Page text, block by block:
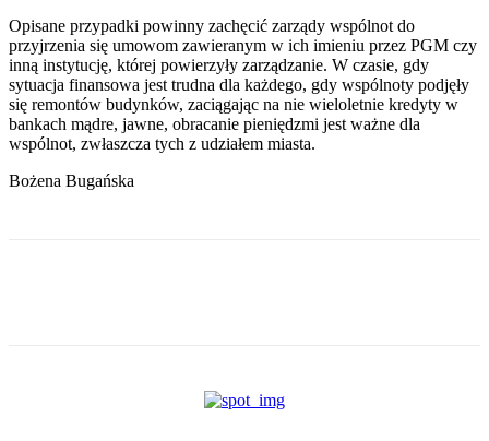
Opisane przypadki powinny zachęcić zarządy wspólnot do
przyjrzenia się umowom zawieranym w ich imieniu przez PGM czy
inną instytucję, której powierzyły zarządzanie. W czasie, gdy
sytuacja finansowa jest trudna dla każdego, gdy wspólnoty podjęły
się remontów budynków, zaciągając na nie wieloletnie kredyty w
bankach mądre, jawne, obracanie pieniędzmi jest ważne dla
wspólnot, zwłaszcza tych z udziałem miasta.
Bożena Bugańska